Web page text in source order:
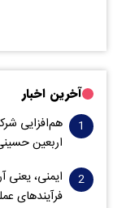
آخرین اخبار
هم‌افزایی
اربعین
ایمنی، یعنی
فرآیندهای